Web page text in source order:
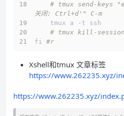
# tmux send-keys
关闭: Ctrl+d'" C-m
tmux a
# tmux kill-
fi #r
Xshell和tmux 文章标签
https://www.262235.xyz/
https://www.262235.xyz/